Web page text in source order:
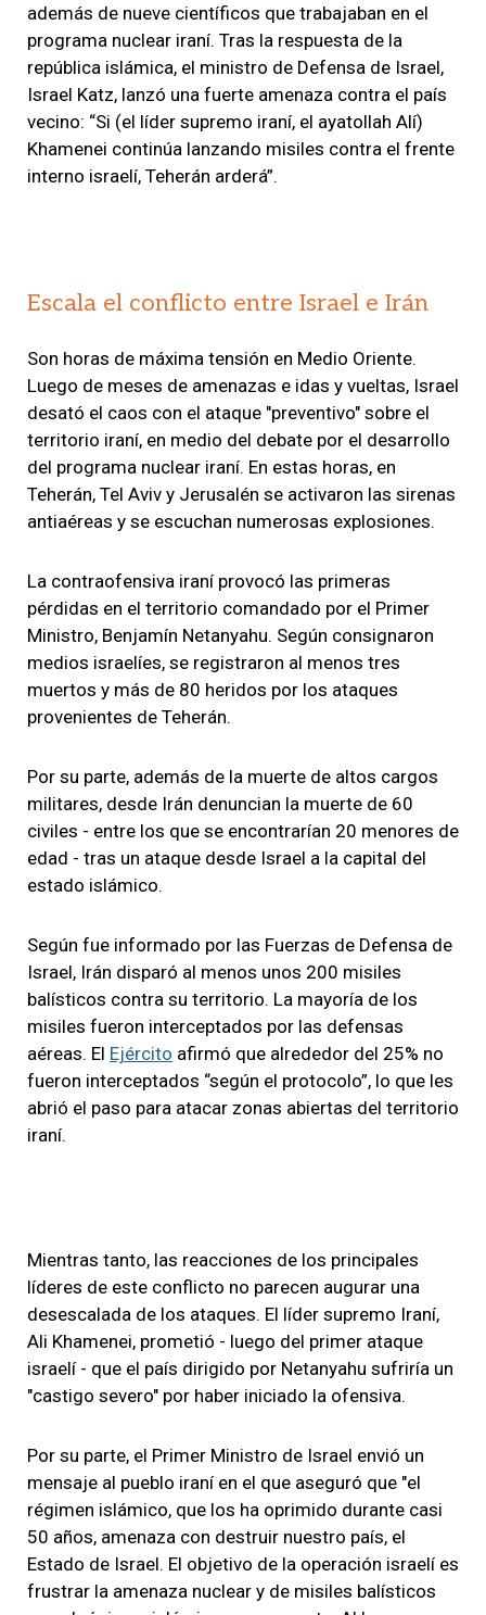
además de nueve científicos que trabajaban en el
programa nuclear iraní. Tras la respuesta de la
república islámica, el ministro de Defensa de Israel,
Israel Katz, lanzó una fuerte amenaza contra el país
vecino: “Si (el líder supremo iraní, el ayatollah Alí)
Khamenei continúa lanzando misiles contra el frente
interno israelí, Teherán arderá”.
Escala el conflicto entre Israel e Irán
Son horas de máxima tensión en Medio Oriente.
Luego de meses de amenazas e idas y vueltas, Israel
desató el caos con el ataque "preventivo" sobre el
territorio iraní, en medio del debate por el desarrollo
del programa nuclear iraní. En estas horas, en
Teherán, Tel Aviv y Jerusalén se activaron las sirenas
antiaéreas y se escuchan numerosas explosiones.
La contraofensiva iraní provocó las primeras
pérdidas en el territorio comandado por el Primer
Ministro, Benjamín Netanyahu. Según consignaron
medios israelíes, se registraron al menos tres
muertos y más de 80 heridos por los ataques
provenientes de Teherán.
Por su parte, además de la muerte de altos cargos
militares, desde Irán denuncian la muerte de 60
civiles - entre los que se encontrarían 20 menores de
edad - tras un ataque desde Israel a la capital del
estado islámico.
Según fue informado por las Fuerzas de Defensa de
Israel, Irán disparó al menos unos 200 misiles
balísticos contra su territorio. La mayoría de los
misiles fueron interceptados por las defensas
aéreas. El Ejército afirmó que alrededor del 25% no
fueron interceptados “según el protocolo”, lo que les
abrió el paso para atacar zonas abiertas del territorio
iraní.
Mientras tanto, las reacciones de los principales
líderes de este conflicto no parecen augurar una
desescalada de los ataques. El líder supremo Iraní,
Ali Khamenei, prometió - luego del primer ataque
israelí - que el país dirigido por Netanyahu sufriría un
"castigo severo" por haber iniciado la ofensiva.
Por su parte, el Primer Ministro de Israel envió un
mensaje al pueblo iraní en el que aseguró que "el
régimen islámico, que los ha oprimido durante casi
50 años, amenaza con destruir nuestro país, el
Estado de Israel. El objetivo de la operación israelí es
frustrar la amenaza nuclear y de misiles balísticos